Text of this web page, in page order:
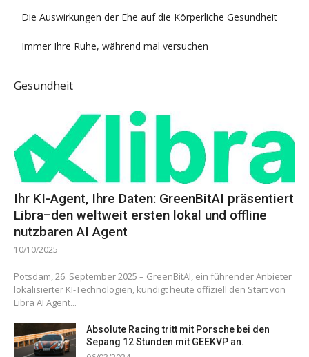
Die Auswirkungen der Ehe auf die Körperliche Gesundheit
Immer Ihre Ruhe, während mal versuchen
Gesundheit
Ihr KI-Agent, Ihre Daten: GreenBitAI präsentiert
Libra–den weltweit ersten lokal und offline
nutzbaren AI Agent
10/10/2025
Potsdam, 26. September 2025 – GreenBitAI, ein führender Anbieter
lokalisierter KI-Technologien, kündigt heute offiziell den Start von
Libra AI Agent...
Absolute Racing tritt mit Porsche bei den
Sepang 12 Stunden mit GEEKVP an.